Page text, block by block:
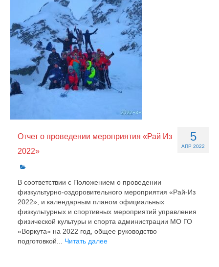
5
АПР 2022
Отчет о проведении мероприятия «Рай Из
2022»
В соответствии с Положением о проведении
физкультурно-оздоровительного мероприятия «Рай-Из
2022», и календарным планом официальных
физкультурных и спортивных мероприятий управления
физической культуры и спорта администрации МО ГО
«Воркута» на 2022 год, общее руководство
подготовкой... Читать далее